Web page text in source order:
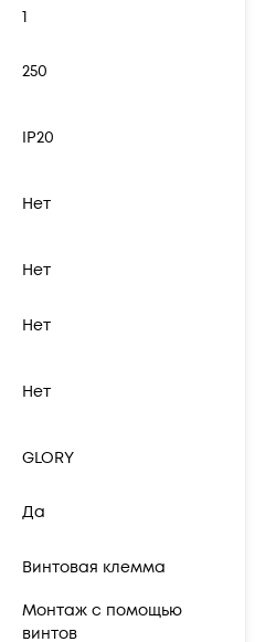
1
250
IP20
Нет
Нет
Нет
Нет
GLORY
Да
Винтовая клемма
Монтаж с помощью
винтов